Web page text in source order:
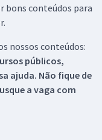
bons conteúdos para
nossos conteúdos:
públicos,
ajuda. Não fique de
a vaga com